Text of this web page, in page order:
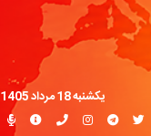
یکشنبه 18 مرداد 1405